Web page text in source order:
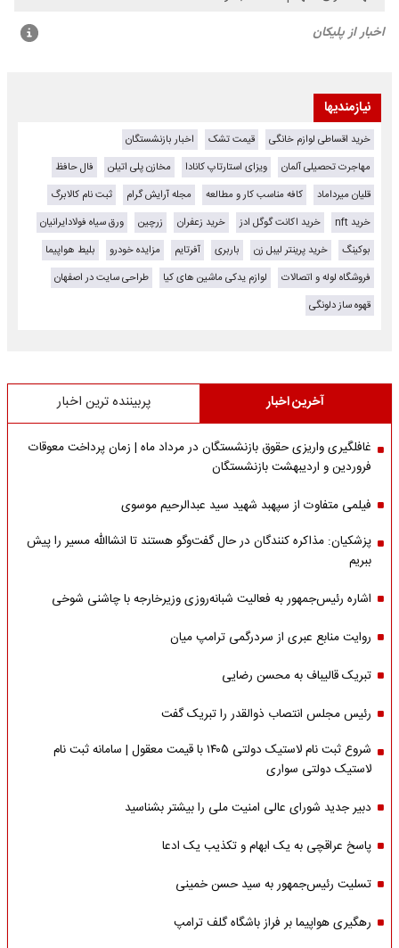
نیازمندیها
خرید اقساطی لوازم خانگی قیمت تشک
اخبار بازنشستگان
مهاجرت تحصیلی آلمان
ویزای استارتاپ کانادا مخازن پلی اتیلن
فال حافظ
قلیان میرداماد
کافه مناسب کار و مطالعه مجله آرایش گرام
ثبت نام کالابرگ
خرید nft
خرید اکانت گوگل ادز خرید زعفران زرچین
ورق سیاه فولادایرانیان
بوکینگ
خرید پرینتر لیبل زن باربری آفرتایم مزایده خودرو
بلیط هواپیما
فروشگاه لوله و اتصالات
لوازم یدکی ماشین های کیا
طراحی سایت در اصفهان
قهوه ساز دلونگی
آخرین اخبار پربیننده ترین اخبار
غافلگیری واریزی حقوق بازنشستگان در مرداد ماه | زمان پرداخت معوقات
فروردین و اردیبهشت بازنشستگان
فیلمی متفاوت از سپهبد شهید سید عبدالرحیم موسوی
پزشکیان: مذاکره کنندگان در حال گفت‌وگو هستند تا انشاالله مسیر را پیش
ببریم
اشاره‌ رئیس‌جمهور به فعالیت شبانه‌روزی وزیر‌خارجه با چاشنی شوخی
روایت منابع عبری از سردرگمی ترامپ میان
تبریک قالیباف به محسن رضایی
رئیس مجلس انتصاب ذوالقدر را تبریک گفت
شروع ثبت نام لاستیک دولتی ۱۴۰۵ با قیمت معقول | سامانه ثبت نام
لاستیک دولتی سواری
دبیر جدید شورای عالی امنیت ملی را بیشتر بشناسید
پاسخ عراقچی به یک ابهام و تکذیب یک ادعا
تسلیت رئیس‌جمهور به سید حسن خمینی
رهگیری هواپیما بر فراز باشگاه گلف ترامپ